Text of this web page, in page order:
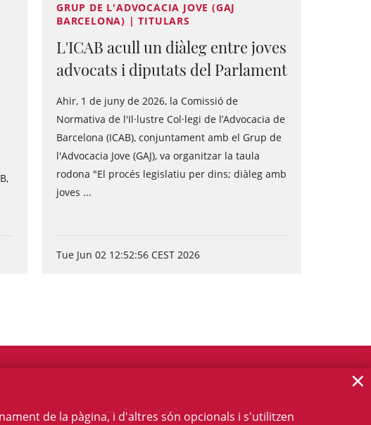
GRUP DE L'ADVOCACIA JOVE (GAJ
BARCELONA) | TITULARS
L'ICAB acull un diàleg entre joves
advocats i diputats del Parlament
Ahir, 1 de juny de 2026, la Comissió de
Normativa de l'Il·lustre Col·legi de l’Advocacia de
Barcelona (ICAB), conjuntament amb el Grup de
l'Advocacia Jove (GAJ), va organitzar la taula
rodona "El procés legislatiu per dins; diàleg amb
joves ...
Tue Jun 02 12:52:56 CEST 2026
Talent ICAB
de la pàgina, i d'altres són opcionals i s'utilitzen
×